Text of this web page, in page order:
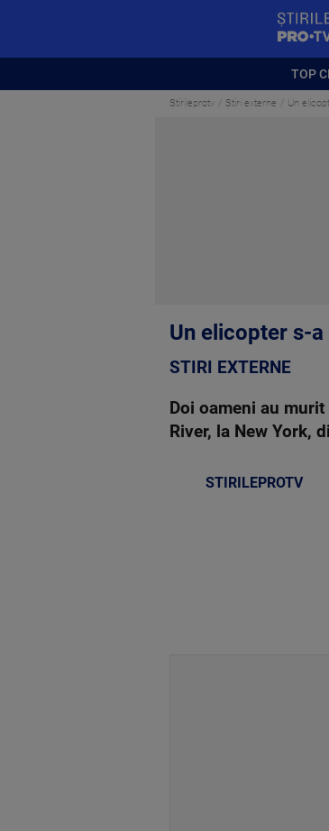
TOP
Stirileprotv Stiri externe Un
Un elicopter s-
STIRI EXTERNE
Doi oameni au
River, la New York,
STIRILEPROTV